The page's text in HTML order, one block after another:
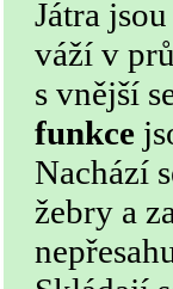
Játra jsou
váží v
s vnější
funkce
Nachází
žebry a